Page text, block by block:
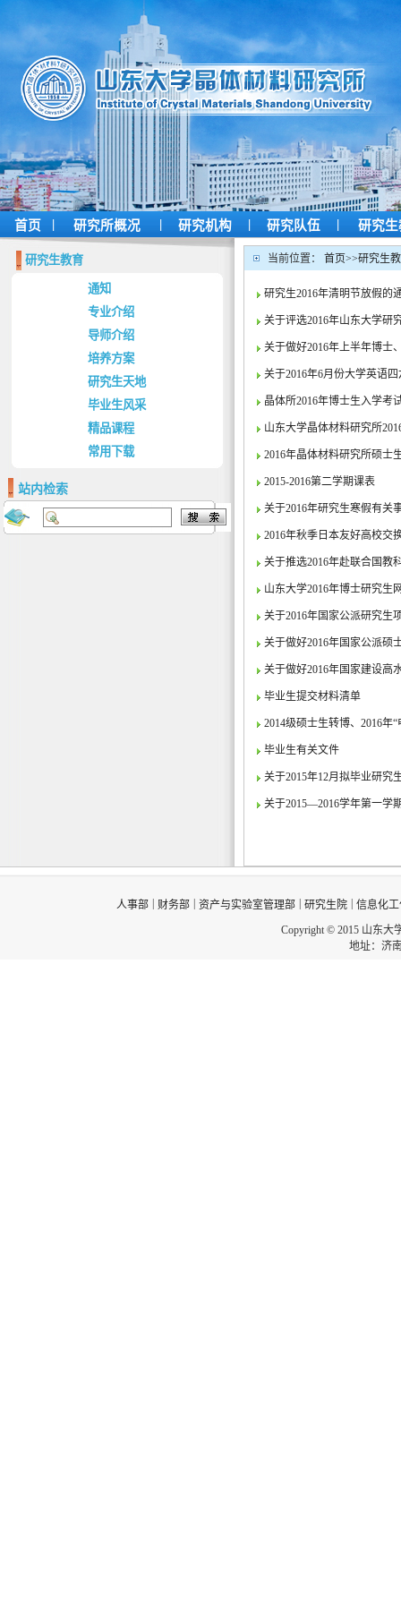
首页 | 研究所概况 | 研究机构 | 研究队伍 | 研究
研究生教育
通知
专业介绍
导师介绍
培养方案
研究生天地
毕业生风采
精品课程
常用下载
站内检索
当前位置： 首页>>研究生
研究生2016年清明节放假的
关于评选2016年山东大学研
关于做好2016年上半年博士
关于2016年6月份大学英语
晶体所2016年博士生入学考
山东大学晶体材料研究所
2016年晶体材料研究所硕士
2015-2016第二学期课表
关于2016年研究生寒假有关
2016年秋季日本友好高校交
关于推选2016年赴联合国教
山东大学2016年博士研究生
关于2016年国家公派研究生
关于做好2016年国家公派硕
关于做好2016年国家建设高
毕业生提交材料清单
2014级硕士生转博、2016年
毕业生有关文件
关于2015年12月拟毕业研究
关于2015—2016学年第一学
人事部 财务部 资产与实验室管理部 研究生院
信息化
Copyright © 2015 山东大
地址：济